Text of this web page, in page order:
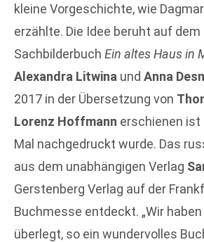
kleine Vorgeschichte, wie
erzählte. Die Idee beruht auf
Sachbilderbuch Ein altes Haus in
Alexandra Litwina und Anna
2017 in der Übersetzung von
Lorenz Hoffmann erschienen
Mal nachgedruckt wurde. Das
aus dem unabhängigen Verlag
Gerstenberg Verlag auf der
Buchmesse entdeckt. „Wir haben
überlegt, so ein wundervolles